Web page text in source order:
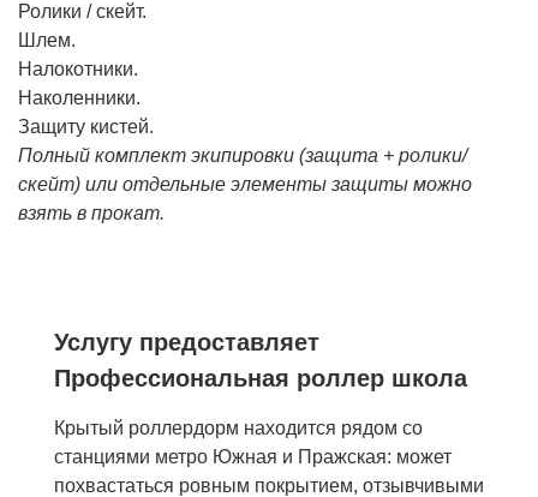
Ролики / скейт.
Шлем.
Налокотники.
Наколенники.
Защиту кистей.
Полный комплект экипировки (защита + ролики/
скейт) или отдельные элементы защиты можно
взять в прокат.
Услугу предоставляет
Профессиональная роллер школа
Крытый роллердорм находится рядом со
станциями метро Южная и Пражская: может
похвастаться ровным покрытием, отзывчивыми